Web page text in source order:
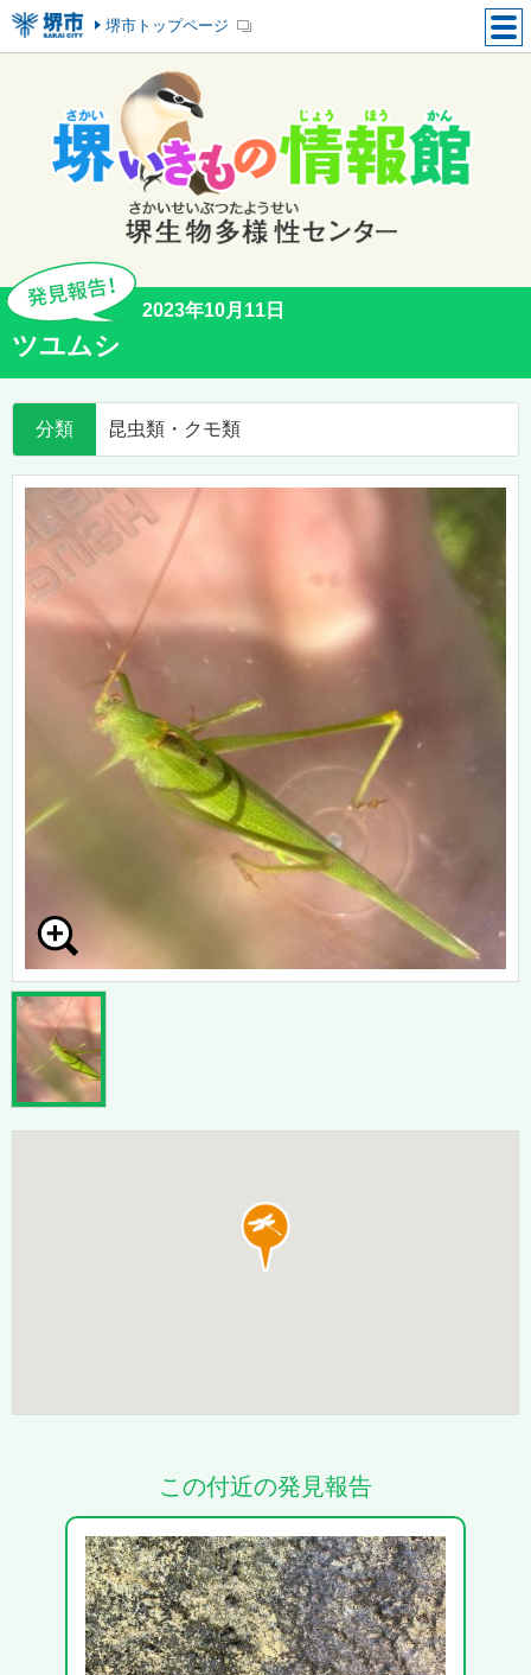
堺市トップページ
2023年10月11日
ツユムシ
分類 昆虫類・クモ類
この付近の発見報告